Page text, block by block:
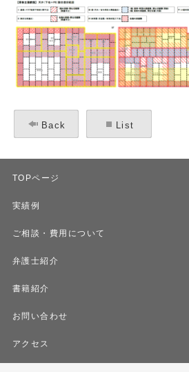
Back List
TOPページ
実績例
ご相談・費用について
弁護士紹介
書籍紹介
お問い合わせ
アクセス